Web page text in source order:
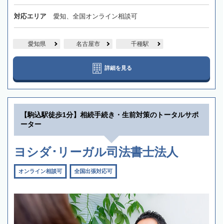
対応エリア 愛知、全国オンライン相談可
愛知県 名古屋市 千種駅
詳細を見る
【駒込駅徒歩1分】相続手続き・生前対策のトータルサポ
ーター
ヨシダ･リーガル司法書士法人
オンライン相談可 全国出張対応可